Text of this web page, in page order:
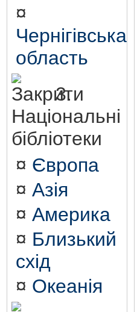
¤
Чернігівська
область
3.
Національні
бібліотеки
¤ Європа
¤ Азія
¤ Америка
¤ Близький
схід
¤ Океанія